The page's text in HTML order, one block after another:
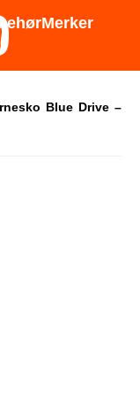
levering
Merker
Blue Drive –